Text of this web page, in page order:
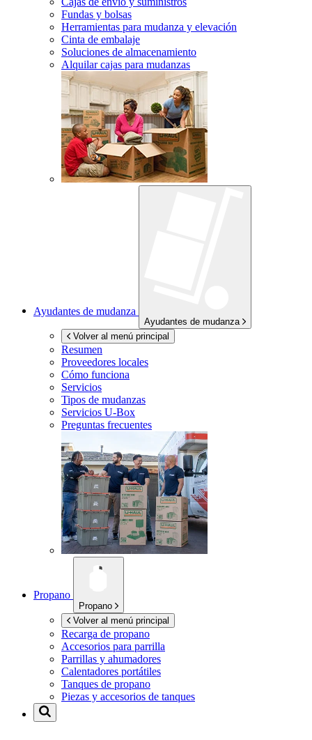
Fundas y bolsas
Herramientas para mudanza y elevación
Cinta de embalaje
Soluciones de almacenamiento
Alquilar cajas para mudanzas
Ayudantes de mudanza
Ayudantes de mudanza
Volver al menú principal
Resumen
Proveedores locales
Cómo funciona
Servicios
Tipos de mudanzas
Servicios U-Box
Preguntas frecuentes
Propano
Propano
Volver al menú principal
Recarga de propano
Accesorios para parrilla
Parrillas y ahumadores
Calentadores portátiles
Tanques de propano
Piezas y accesorios de tanques